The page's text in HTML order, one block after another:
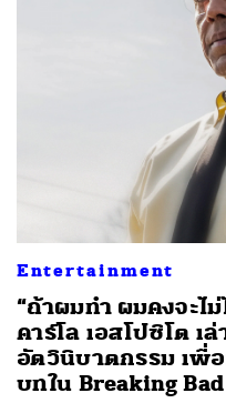
Entertainment
“ถ้าผมทำ ผมคงจะไ
คาร์โล เอสโปซิโต เ
อัตวินิบาตกรรม เพื่
บทใน Breaking Bad